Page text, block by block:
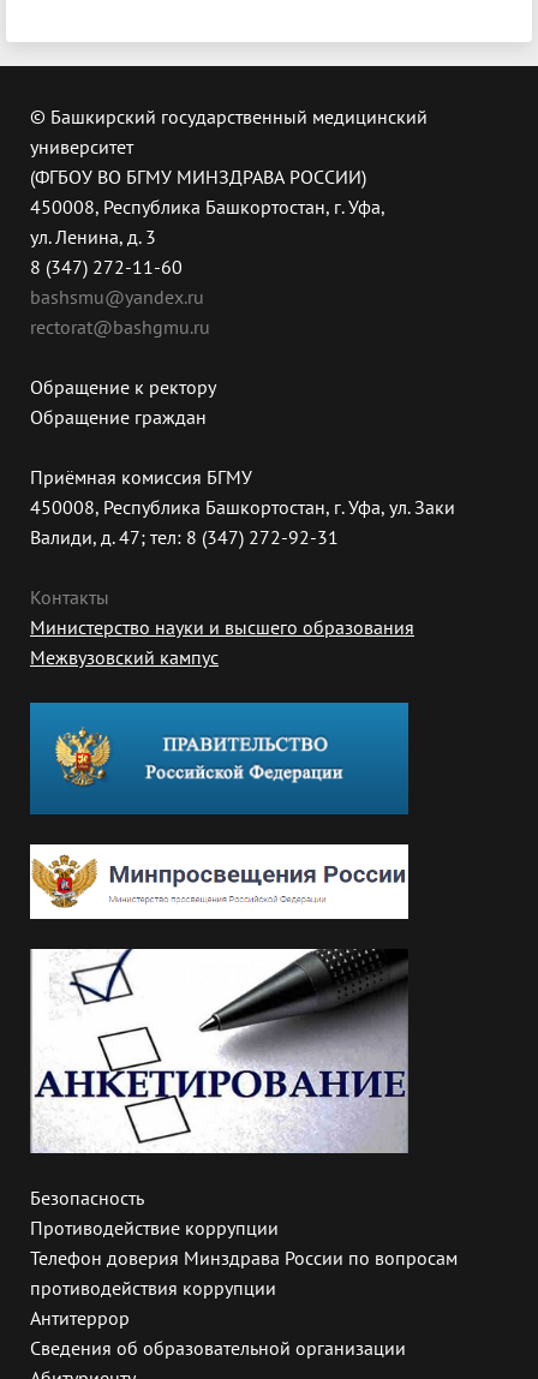
© Башкирский государственный медицинский
университет
(ФГБОУ ВО БГМУ МИНЗДРАВА РОССИИ)
450008, Республика Башкортостан, г. Уфа,
ул. Ленина, д. 3
8 (347) 272-11-60
bashsmu@yandex.ru
rectorat@bashgmu.ru
Обращение к ректору
Обращение граждан
Приёмная комиссия БГМУ
450008, Республика Башкортостан, г. Уфа, ул. Заки
Валиди, д. 47; тел: 8 (347) 272-92-31
Контакты
Министерство науки и высшего образования
Межвузовский кампус
Безопасность
Противодействие коррупции
Телефон доверия Минздрава России по вопросам
противодействия коррупции
Антитеррор
Сведения об образовательной организации